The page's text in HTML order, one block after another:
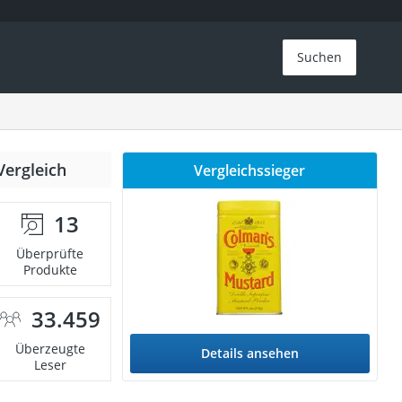
Suchen
13
Überprüfte
Produkte
33.459
Überzeugte
Leser
Vergleichssieger
Details ansehen